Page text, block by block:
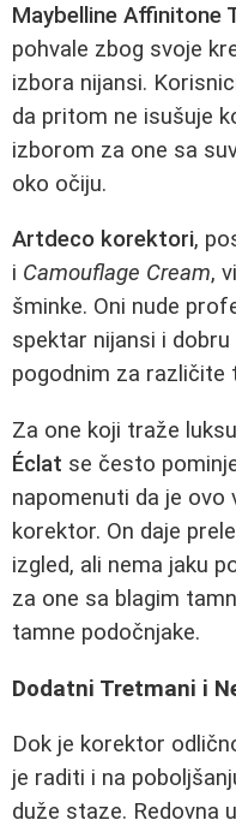
Maybelline Affinitone
pohvale zbog svoje
izbora nijansi.
da pritom ne isušuje
izborom za one sa
oko očiju.
Artdeco korektori,
i Camouflage Cream,
šminke. Oni nude
spektar nijansi i
pogodnim za različite
Za one koji traže
Éclat se često
napomenuti da je ovo
korektor. On daje
izgled, ali nema jaku
za one sa blagim
tamne podočnjake.
Dodatni Tretmani i
Dok je korektor
je raditi i na
duže staze. Redovna